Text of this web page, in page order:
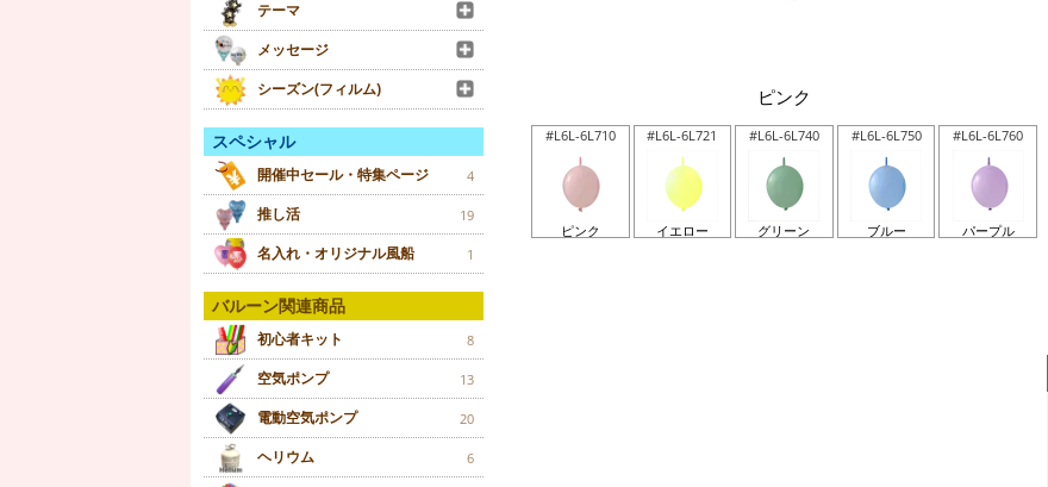
テーマ
メッセージ
シーズン(フィルム)
スペシャル
開催中セール・特集ページ 4
推し活 19
名入れ・オリジナル風船 1
バルーン関連商品
初心者キット 8
空気ポンプ 13
電動空気ポンプ 20
ヘリウム 6
ピンク
#L6L-6L710
ピンク
#L6L-6L721
イエロー
#L6L-6L740
グリーン
#L6L-6L750
ブルー
#L6L-6L760
パープル